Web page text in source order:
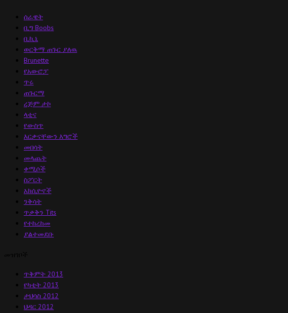
ሰራዊት
ቢግ Boobs
ቢኪኒ
ወርቅማ ጠጉር ያለዉ
Brunette
የአውሮፓ
ጥሩ
ጠጉርማ
ረጅም ታኮ
ላቲና
የውስጥ
እርቃናቸውን እግሮች
መበሳት
መላጨት
ቀሚሶች
ስፖርት
አክሲዮኖች
ንቅሳት
ጥቃቅን Tits
የተከረከመ
ያልተመደቡ
ጥቅምት 2013
የካቲት 2013
ታህሳስ 2012
ህዳር 2012